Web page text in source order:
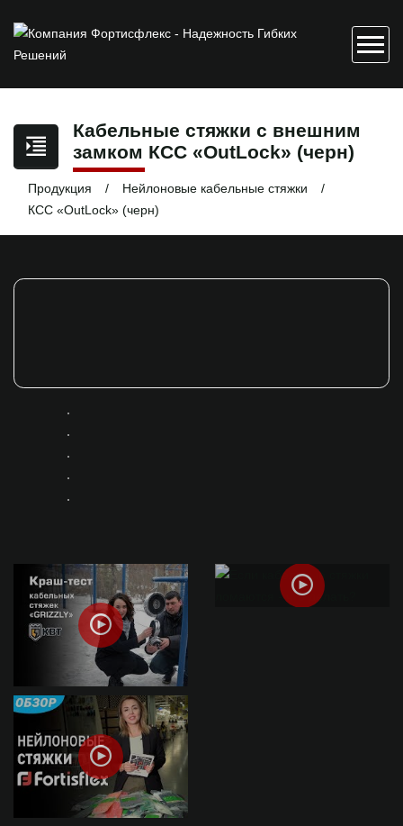
Кабельные стяжки с внешним
замком КСС «OutLock» (черн)
Продукция
Нейлоновые кабельные стяжки
КСС «OutLock» (черн)